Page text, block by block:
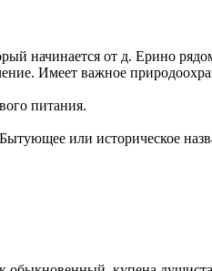
начинается от д. Ерино
Имеет важное
питания.
или историческое